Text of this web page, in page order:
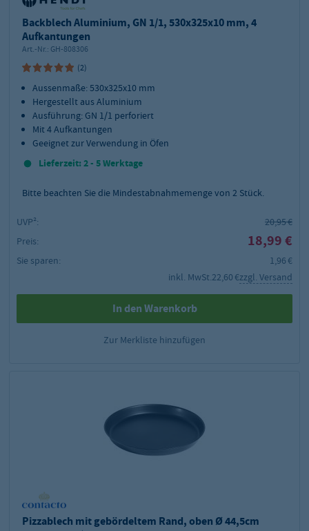
Backblech Aluminium, GN 1/1, 530x325x10 mm, 4
Aufkantungen
Art.-Nr.: GH-808306
(2)
Aussenmaße: 530x325x10 mm
Hergestellt aus Aluminium
Ausführung: GN 1/1 perforiert
Mit 4 Aufkantungen
Geeignet zur Verwendung in Öfen
Lieferzeit: 2 - 5 Werktage
Bitte beachten Sie die Mindestabnahmemenge von 2 Stück.
UVP²:
20,95 €
Preis:
18,99 €
Sie sparen:
1,96 €
inkl. MwSt.22,60 €zzgl. Versand
In den Warenkorb
Zur Merkliste hinzufügen
Pizzablech mit gebördeltem Rand, oben Ø 44,5cm